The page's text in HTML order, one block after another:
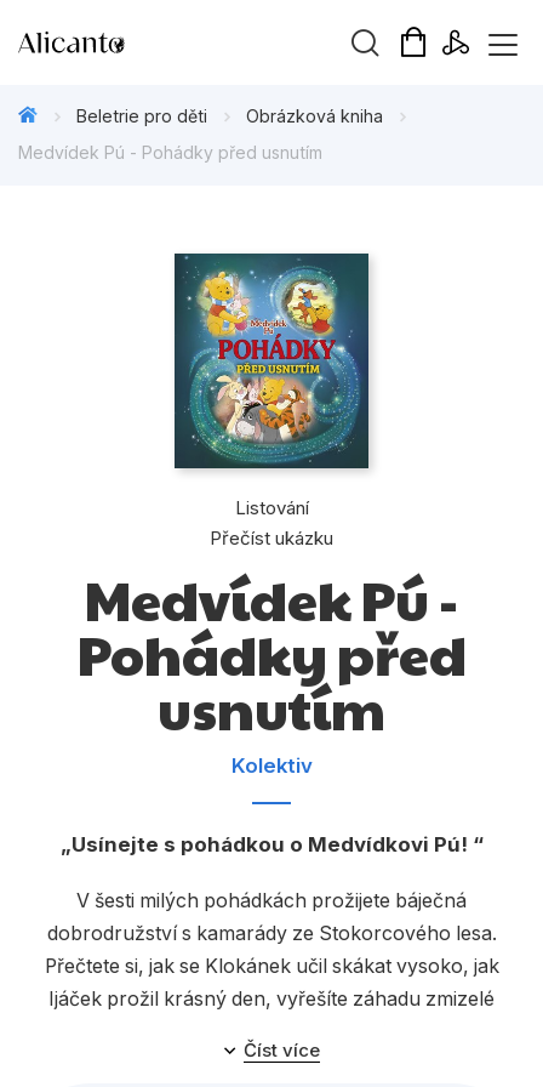
Připravujeme
Tipy redakce
Beletrie pro děti
Beletrie pro dospělé
Dárkové zboží
Hobby
Křížovky
Kuchařky
Počítače
Poezie
Populárně - naučná pro dospělé
Beletrie pro děti
Obrázková kniha
Medvídek Pú - Pohádky před usnutím
Listování
Přečíst ukázku
Medvídek Pú -
Pohádky před
usnutím
Kolektiv
Usínejte s pohádkou o Medvídkovi Pú!
V šesti milých pohádkách prožijete báječná
dobrodružství s kamarády ze Stokorcového lesa.
Přečtete si, jak se Klokánek učil skákat vysoko, jak
Ijáček prožil krásný den, vyřešíte záhadu zmizelé
hru na laskavost, prožijete pěkný letní den s Púem a
Číst více